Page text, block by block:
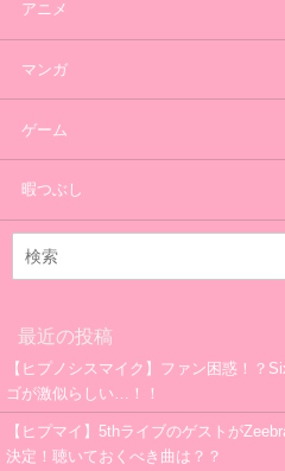
アニメ
マンガ
ゲーム
暇つぶし
最近の投稿
【ヒプノシスマイク】ファン困惑！？
ゴが激似らしい…！！
【ヒプマイ】5thライブのゲストが
決定！聴いておくべき曲は？？